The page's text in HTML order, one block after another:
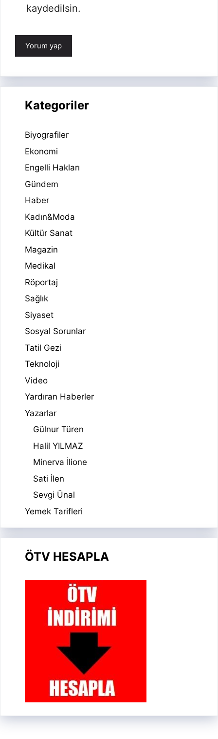
kaydedilsin.
Kategoriler
Biyografiler
Ekonomi
Engelli Hakları
Gündem
Haber
Kadın&Moda
Kültür Sanat
Magazin
Medikal
Röportaj
Sağlık
Siyaset
Sosyal Sorunlar
Tatil Gezi
Teknoloji
Video
Yardıran Haberler
Yazarlar
Gülnur Türen
Halil YILMAZ
Minerva İlione
Sati İlen
Sevgi Ünal
Yemek Tarifleri
ÖTV HESAPLA